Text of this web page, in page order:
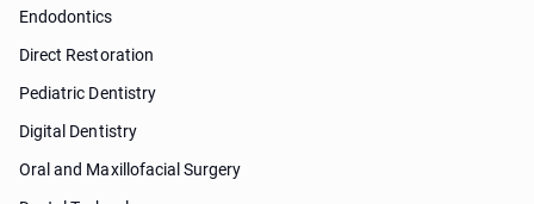
Endodontics
Direct Restoration
Pediatric Dentistry
Digital Dentistry
Oral and Maxillofacial Surgery